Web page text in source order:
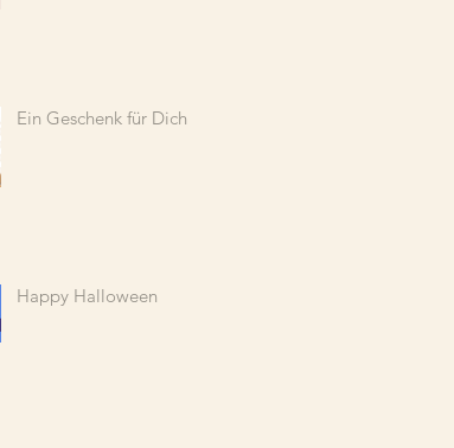
Ein Geschenk für Dich
Happy Halloween